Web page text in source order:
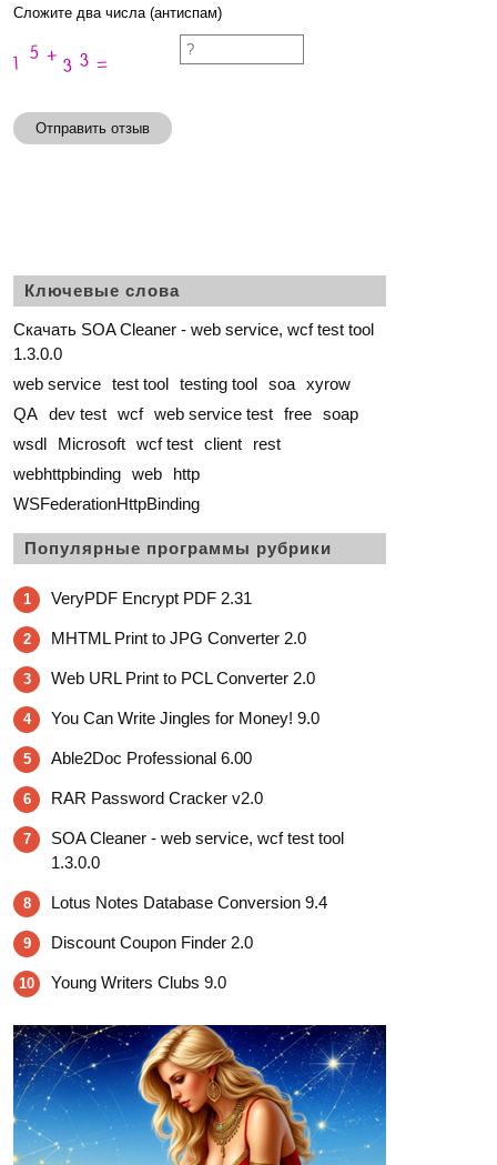
Сложите два числа (антиспам)
Отправить отзыв
Ключевые слова
Скачать SOA Cleaner - web service, wcf test tool
1.3.0.0
web service test tool testing tool soa xyrow
QA dev test wcf web service test free soap
wsdl
Microsoft wcf test client
rest
webhttpbinding web
http
WSFederationHttpBinding
Популярные программы рубрики
1 VeryPDF Encrypt PDF 2.31
2 MHTML Print to JPG Converter 2.0
3 Web URL Print to PCL Converter 2.0
4 You Can Write Jingles for Money! 9.0
5 Able2Doc Professional 6.00
6 RAR Password Cracker v2.0
7
SOA Cleaner - web service, wcf test tool
1.3.0.0
8 Lotus Notes Database Conversion 9.4
9 Discount Coupon Finder 2.0
10 Young Writers Clubs 9.0